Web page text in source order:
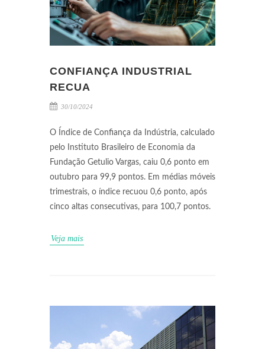
CONFIANÇA INDUSTRIAL
RECUA
30/10/2024
O Índice de Confiança da Indústria, calculado
pelo Instituto Brasileiro de Economia da
Fundação Getulio Vargas, caiu 0,6 ponto em
outubro para 99,9 pontos. Em médias móveis
trimestrais, o índice recuou 0,6 ponto, após
cinco altas consecutivas, para 100,7 pontos.
Veja mais